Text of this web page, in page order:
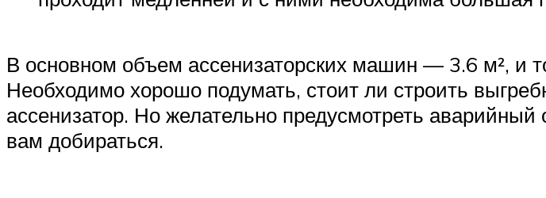
В основном объем ассенизаторских машин — 3.6 м², и
Необходимо хорошо подумать, стоит ли строить
ассенизатор. Но желательно предусмотреть
вам добираться.